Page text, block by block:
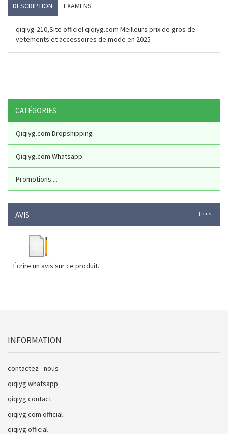
DESCRIPTION EXAMENS
qiqiyg-210,Site officiel qiqiyg.com Meilleurs prix de gros de
vetements et accessoires de mode en 2025
CATÉGORIES
Qiqiyg.com Dropshipping
Qiqiyg.com Whatsapp
Promotions ...
AVIS [plus]
Écrire un avis sur ce produit.
INFORMATION
contactez - nous
qiqiyg whatsapp
qiqiyg contact
qiqiyg.com official
qiqiyg official